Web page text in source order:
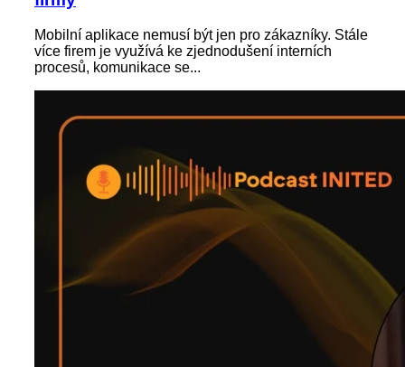
Mobilní aplikace nemusí být jen pro zákazníky. Stále
více firem je využívá ke zjednodušení interních
procesů, komunikace se...